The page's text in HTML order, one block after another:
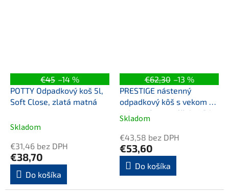
€45 –14 %
POTTY Odpadkový koš 5l,
Soft Close, zlatá matná
Skladom
€31,46 bez DPH
€38,70
Do košíka
€62,30 –13 %
PRESTIGE nástenný
odpadkový kôš s vekom a
uchytením na sáčok, 42 l,
biela
Priemerné
hodnotenie
produktu
je
5,0
z
5
Skladom
€43,58 bez DPH
€53,60
Do košíka